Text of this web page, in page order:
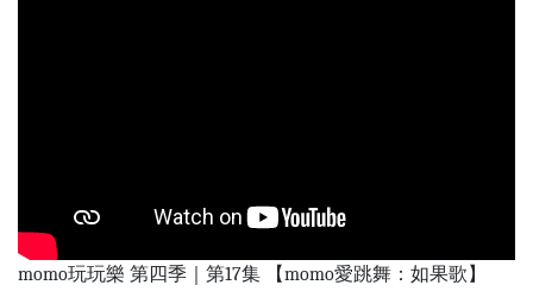
momo玩玩樂 第四季｜第17集 【momo愛跳舞：如果歌】